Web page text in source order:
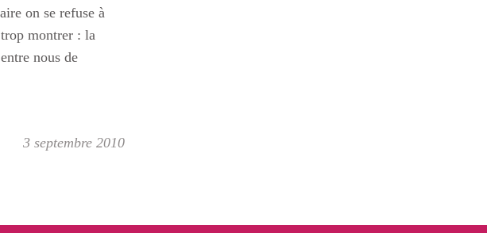
on se refuse à
montrer : la
nous de
3 septembre 2010